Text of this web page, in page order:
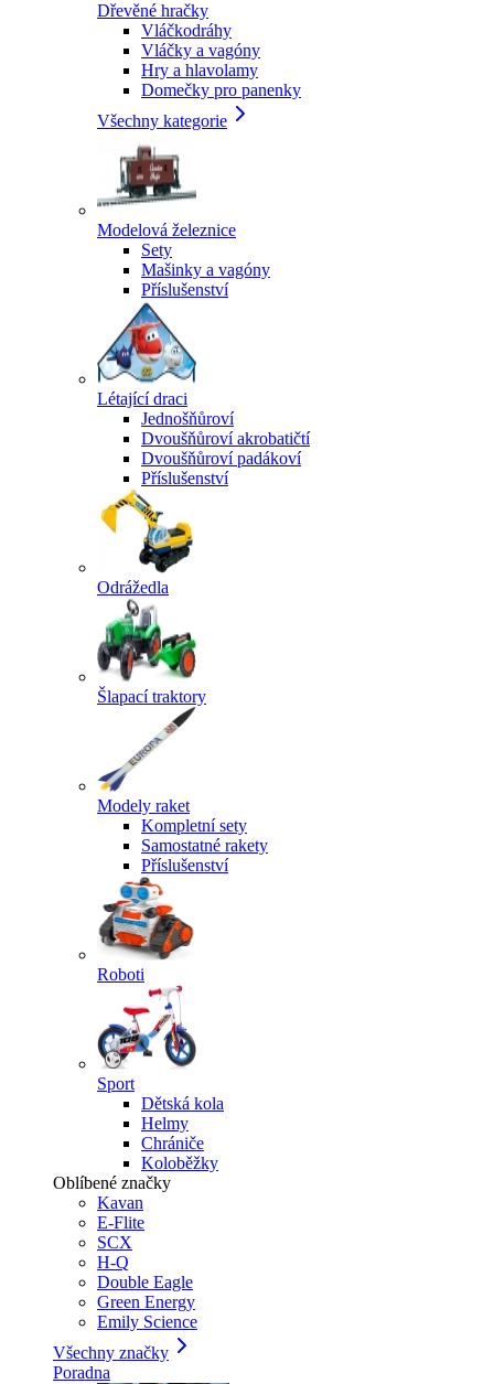
Dřevěné hračky
Vláčkodráhy
Vláčky a vagóny
Hry a hlavolamy
Domečky pro panenky
Všechny kategorie
Modelová železnice
Sety
Mašinky a vagóny
Příslušenství
Létající draci
Jednošňůroví
Dvoušňůroví akrobatičtí
Dvoušňůroví padákoví
Příslušenství
Odrážedla
Šlapací traktory
Modely raket
Kompletní sety
Samostatné rakety
Příslušenství
Roboti
Sport
Dětská kola
Helmy
Chrániče
Koloběžky
Oblíbené značky
Kavan
E-Flite
SCX
H-Q
Double Eagle
Green Energy
Emily Science
Všechny značky
Poradna